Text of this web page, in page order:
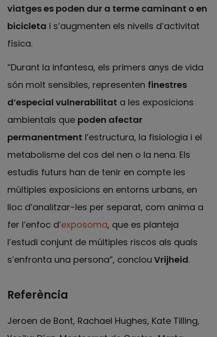
viatges es poden dur a terme caminant o en
bicicleta i s’augmenten els nivells d’activitat
física.
“Durant la infantesa, els primers anys de vida
són molt sensibles, representen finestres
d’especial vulnerabilitat a les exposicions
ambientals que poden afectar
permanentment l’estructura, la fisiologia i el
metabolisme del cos del nen o la nena. Els
estudis futurs han de tenir en compte les
múltiples exposicions en entorns urbans, en
lloc d’analitzar-les per separat, com anima a
fer l’enfoc d’exposoma, que es planteja
l’estudi conjunt de múltiples riscos als quals
s’enfronta una persona”, conclou Vrijheid.
Referència
Jeroen de Bont, Rachael Hughes, Kate Tilling,